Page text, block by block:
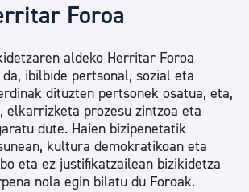
Foroa
aldeko Herritar Foroa
ibilbide pertsonal, sozial eta
dituzten pertsonek osatua, eta,
elkarrizketa prozesu zintzoa eta
dute. Haien bizipenetatik
kultura demokratikoan eta
eta ez justifikatzailean bizikidetza
nola egin bilatu du Foroak.